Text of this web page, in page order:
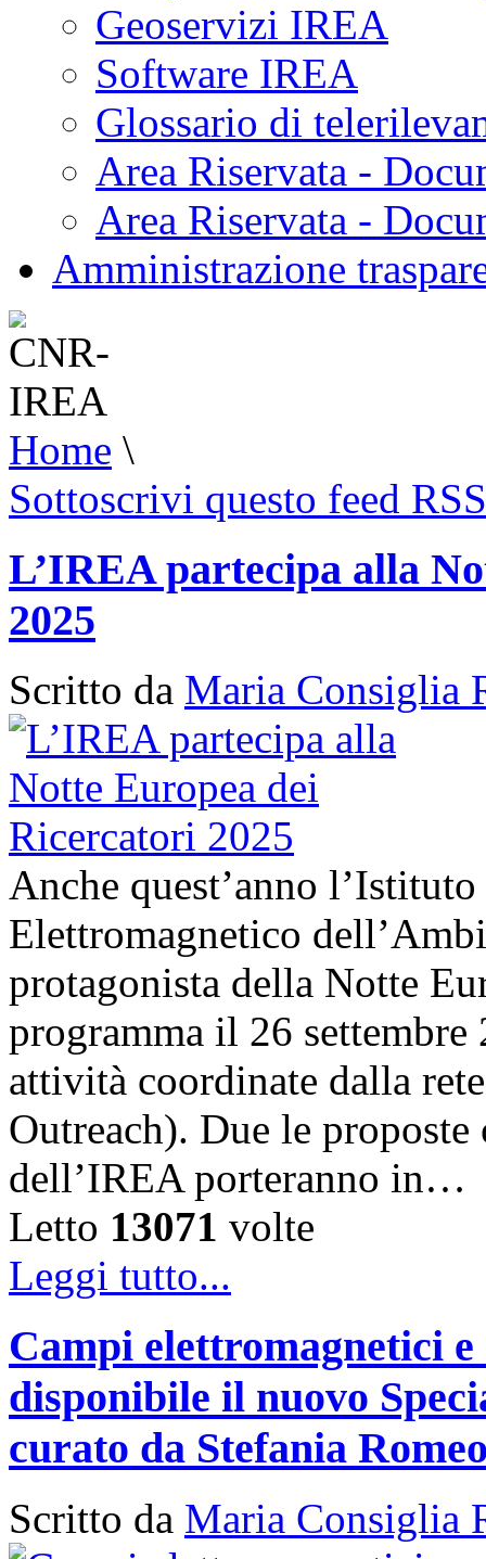
Geoservizi IREA
Software IREA
Glossario di
Area Riservata -
Area Riservata -
Amministrazione
Home \
Sottoscrivi questo feed RSS
L’IREA partecipa alla
2025
Scritto da Maria Consiglia
Anche quest’anno
Elettromagnetico
protagonista della Notte
programma il 26
attività coordinate dalla
Outreach). Due le
dell’IREA porteranno in…
Letto 13071 volte
Leggi tutto...
Campi elettromagnetici
disponibile il nuovo
curato da Stefania
Scritto da Maria Consiglia